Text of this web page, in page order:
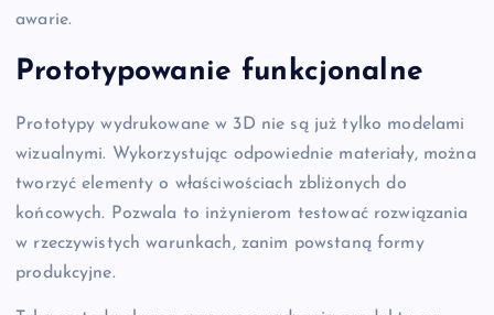
awarie.
Prototypowanie funkcjonalne
Prototypy wydrukowane w 3D nie są już tylko modelami
wizualnymi. Wykorzystując odpowiednie materiały, można
tworzyć elementy o właściwościach zbliżonych do
końcowych. Pozwala to inżynierom testować rozwiązania
w rzeczywistych warunkach, zanim powstaną formy
produkcyjne.